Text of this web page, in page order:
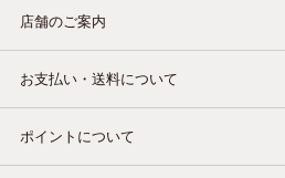
店舗のご案内
お支払い・送料について
ポイントについて